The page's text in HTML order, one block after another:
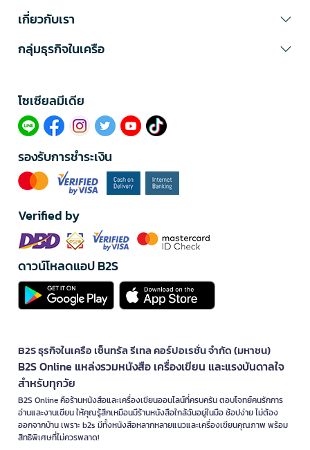
เกี่ยวกับเรา
กลุ่มธุรกิจในเครือ
โซเซียลมีเดีย​
รองรับการชำระเงิน
Verified by
ดาวน์โหลดแอป B2S
B2S ธุรกิจในเครือ เซ็นทรัล รีเทล คอร์ปอเรชั่น จำกัด (มหาชน)
B2S Online แหล่งรวมหนังสือ เครื่องเขียน และแรงบันดาลใจ
สำหรับทุกวัย
B2S Online คือร้านหนังสือและเครื่องเขียนออนไลน์ที่ครบครัน ตอบโจทย์คนรักการ
อ่านและงานเขียน ให้คุณรู้สึกเหมือนมีร้านหนังสือใกล้ฉันอยู่ในมือ ช้อปง่าย ไม่ต้อง
ออกจากบ้าน เพราะ b2s มีทั้งหนังสือหลากหลายแนวและเครื่องเขียนคุณภาพ พร้อม
สิทธิพิเศษที่ไม่ควรพลาด!